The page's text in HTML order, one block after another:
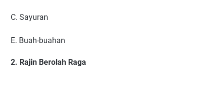
C. Sayuran
E. Buah-buahan
2. Rajin Berolah Raga